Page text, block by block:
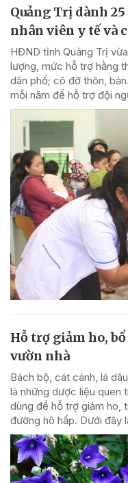
Quảng Trị dành
nhân viên y tế và
HĐND tỉnh Quảng Trị
lượng, mức hỗ trợ hằng
dân phố; cô đỡ thôn,
mỗi năm để hỗ trợ đội
Hỗ trợ giảm ho,
vườn nhà
Bách bộ, cát cánh, lá
là những dược liệu quen
dùng để hỗ trợ giảm ho,
đường hô hấp. Dưới đây